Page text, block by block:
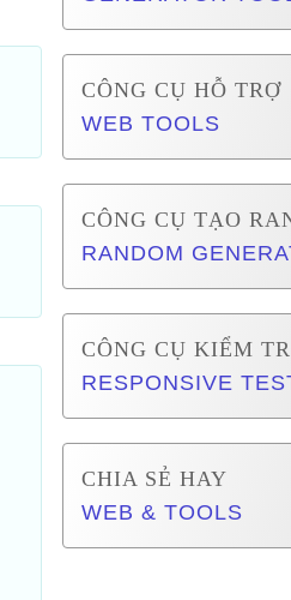
CÔNG CỤ HỖ TRỢ
WEB TOOLS
CÔNG CỤ TẠO
RANDOM
CÔNG CỤ KIỂM
RESPONSIVE
CHIA SẺ HAY
WEB & TOOLS